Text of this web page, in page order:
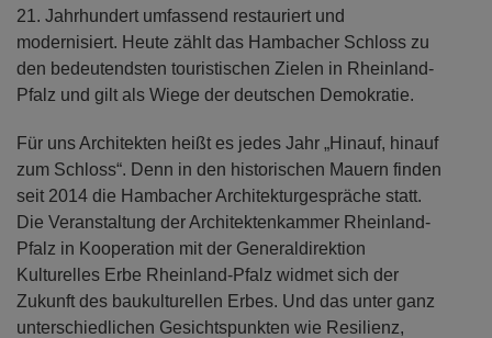
21. Jahrhundert umfassend restauriert und
modernisiert. Heute zählt das Hambacher Schloss zu
den bedeutendsten touristischen Zielen in Rheinland-
Pfalz und gilt als Wiege der deutschen Demokratie.
Für uns Architekten heißt es jedes Jahr „Hinauf, hinauf
zum Schloss“. Denn in den historischen Mauern finden
seit 2014 die Hambacher Architekturgespräche statt.
Die Veranstaltung der Architektenkammer Rheinland-
Pfalz in Kooperation mit der Generaldirektion
Kulturelles Erbe Rheinland-Pfalz widmet sich der
Zukunft des baukulturellen Erbes. Und das unter ganz
unterschiedlichen Gesichtspunkten wie Resilienz,